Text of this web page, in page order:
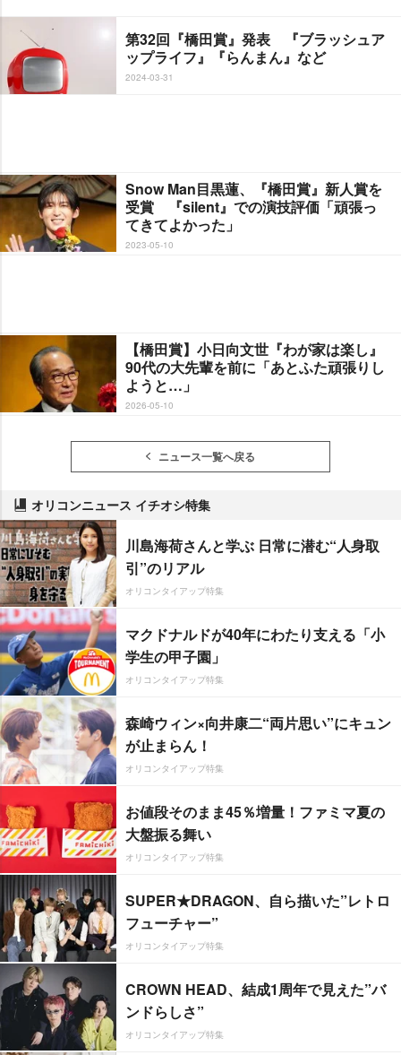
第32回『橋田賞』発表 『ブラッシュア
ップライフ』『らんまん』など
2024-03-31
Snow Man目黒蓮、『橋田賞』新人賞を
受賞 『silent』での演技評価「頑張っ
てきてよかった」
2023-05-10
【橋田賞】小日向文世『わが家は楽し』
90代の大先輩を前に「あとふた頑張りし
ようと…」
2026-05-10
ニュース一覧へ戻る
オリコンニュース イチオシ特集
川島海荷さんと学ぶ 日常に潜む“人身取
引”のリアル
オリコンタイアップ特集
マクドナルドが40年にわたり支える「小
学生の甲子園」
オリコンタイアップ特集
森崎ウィン×向井康二“両片思い”にキュン
が止まらん！
オリコンタイアップ特集
お値段そのまま45％増量！ファミマ夏の
大盤振る舞い
オリコンタイアップ特集
SUPER★DRAGON、自ら描いた”レトロ
フューチャー”
オリコンタイアップ特集
CROWN HEAD、結成1周年で見えた”バ
ンドらしさ”
オリコンタイアップ特集